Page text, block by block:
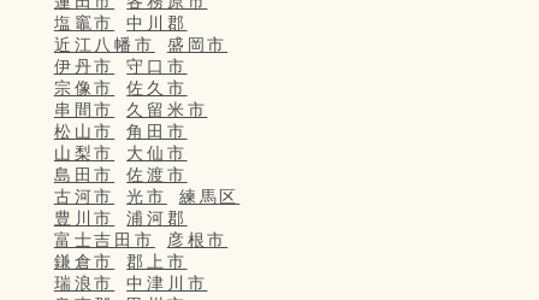
塩竈市
中川郡
近江八幡市
盛岡市
伊丹市
守口市
宗像市
佐久市
串間市
久留米市
松山市
角田市
山梨市
大仙市
島田市
佐渡市
古河市
光市
練馬区
豊川市
浦河郡
富士吉田市
彦根市
鎌倉市
郡上市
瑞浪市
中津川市